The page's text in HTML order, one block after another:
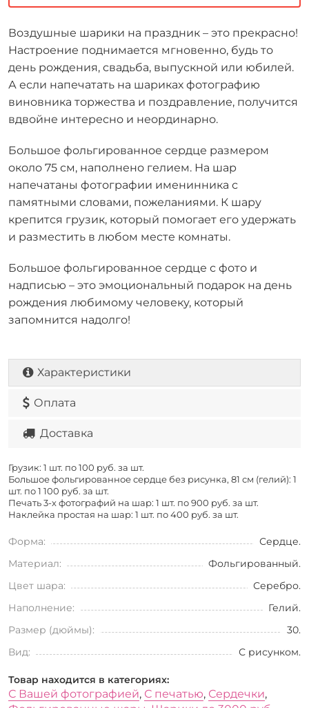
Воздушные шарики на праздник – это прекрасно!
Настроение поднимается мгновенно, будь то
день рождения, свадьба, выпускной или юбилей.
А если напечатать на шариках фотографию
виновника торжества и поздравление, получится
вдвойне интересно и неординарно.
Большое фольгированное сердце размером
около 75 см, наполнено гелием. На шар
напечатаны фотографии именинника с
памятными словами, пожеланиями. К шару
крепится грузик, который помогает его удержать
и разместить в любом месте комнаты.
Большое фольгированное сердце с фото и
надписью – это эмоциональный подарок на день
рождения любимому человеку, который
запомнится надолго!
Характеристики
Оплата
Доставка
Грузик: 1 шт. по 100 руб. за шт.
Большое фольгированное сердце без рисунка, 81 см (гелий): 1
шт. по 1 100 руб. за шт.
Печать 3-х фотографий на шар: 1 шт. по 900 руб. за шт.
Наклейка простая на шар: 1 шт. по 400 руб. за шт.
Форма:
Сердце.
Материал:
Фольгированный.
Цвет шара:
Серебро.
Наполнение:
Гелий.
Размер (дюймы):
30.
Вид:
С рисунком.
Товар находится в категориях:
С Вашей фотографией, С печатью, Сердечки,